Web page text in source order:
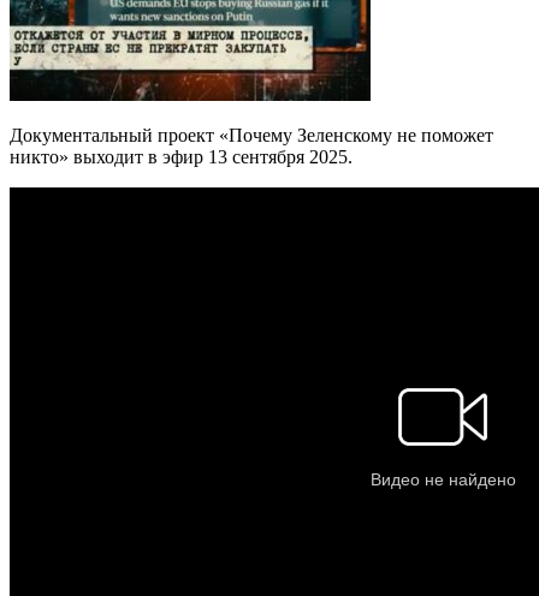
Документальный проект «Почему Зеленскому не поможет
никто» выходит в эфир 13 сентября 2025.